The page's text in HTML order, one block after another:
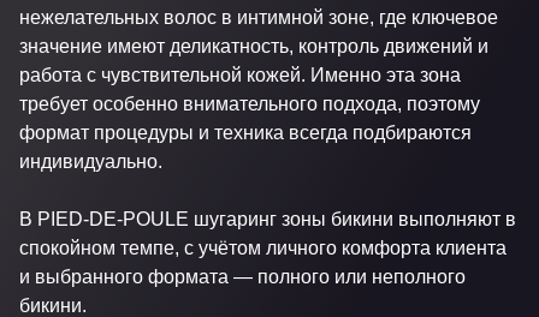
нежелательных волос в интимной зоне, где ключевое
значение имеют деликатность, контроль движений и
работа с чувствительной кожей. Именно эта зона
требует особенно внимательного подхода, поэтому
формат процедуры и техника всегда подбираются
индивидуально.
В PIED-DE-POULE шугаринг зоны бикини выполняют в
спокойном темпе, с учётом личного комфорта клиента
и выбранного формата — полного или неполного
бикини.